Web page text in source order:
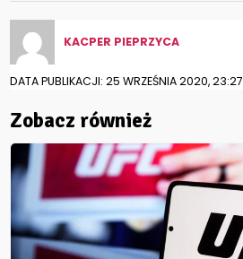
KACPER PIEPRZYCA
DATA PUBLIKACJI: 25 WRZEŚNIA 2020, 23:27
Zobacz również